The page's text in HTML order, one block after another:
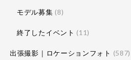
モデル募集 (8)
終了したイベント (11)
出張撮影｜ロケーションフォト (587)